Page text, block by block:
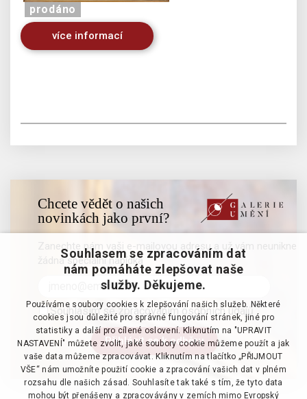
prodáno
více informací
Chcete vědět o našich
novinkách jako první?
Zanechte nám vaši e-mailovou adresu a už vám neunikne
žádná speciální nabídka
Souhlasím se zpracováním osobních údajů
Souhlasem se zpracováním dat
nám pomáháte zlepšovat naše
služby. Děkujeme.
Používáme soubory cookies k zlepšování našich služeb. Některé
cookies jsou důležité pro správné fungování stránek, jiné pro
statistiky a další pro cílené oslovení. Kliknutím na "UPRAVIT
NASTAVENÍ" můžete zvolit, jaké soubory cookie můžeme použít a jak
vaše data můžeme zpracovávat. Kliknutím na tlačítko „PŘIJMOUT
VŠE“ nám umožníte použití cookie a zpracování vašich dat v plném
rozsahu dle našich zásad. Souhlasíte tak také s tím, že tyto data
mohou být přenášeny a zpracovávány v zemích mimo Evropský